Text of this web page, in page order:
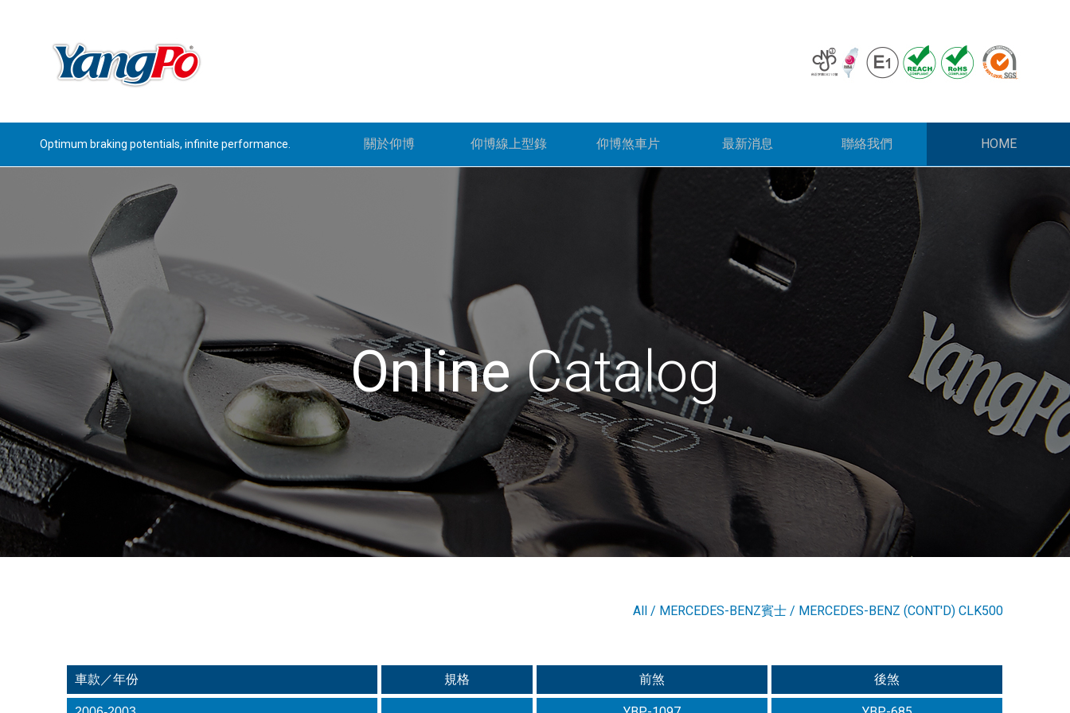
Optimum braking potentials, infinite performance. HOME
聯絡我們
最新消息
仰博煞車片
仰博線上型錄
關於仰博
Online Catalog
All / MERCEDES-BENZ賓士 / MERCEDES-BENZ (CONT'D) CLK500
車款／年份 規格 前煞 後煞